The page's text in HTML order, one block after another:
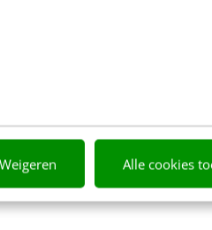
Weigeren Alle cookies
klikken. Het blijft
Dit kan onder
op een pagina. Elke
op dezelfde
je direct waar de
van een opgegeven